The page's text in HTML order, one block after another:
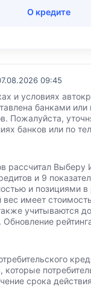
О кредите
09:45
и условиях
банками или
Пожалуйста,
банков или по
рассчитал
и 9
и позициями в
вес имеет
учитываются
которые
срока